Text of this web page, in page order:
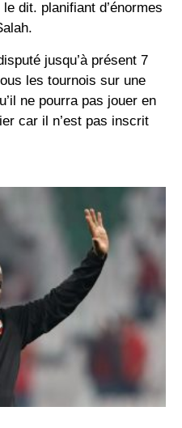
dit. planifiant d’énormes
jusqu’à présent 7
les tournois sur une
ne pourra pas jouer en
car il n’est pas inscrit